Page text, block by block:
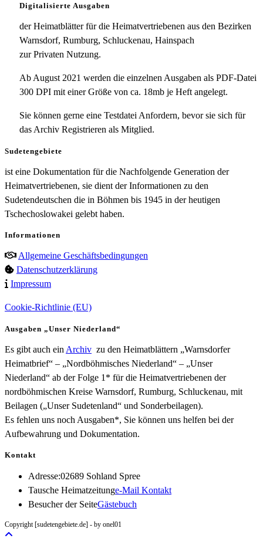
Digitalisierte Ausgaben
der Heimatblätter für die Heimatvertriebenen aus den Bezirken
Warnsdorf, Rumburg, Schluckenau, Hainspach
zur Privaten Nutzung.
Ab August 2021 werden die einzelnen Ausgaben als PDF-Datei
300 DPI mit einer Größe von ca. 18mb je Heft angelegt.
Sie können gerne eine Testdatei Anfordern, bevor sie sich für
das Archiv Registrieren als Mitglied.
Sudetengebiete
ist eine Dokumentation für die Nachfolgende Generation der
Heimatvertriebenen, sie dient der Informationen zu den
Sudetendeutschen die in Böhmen bis 1945 in der heutigen
Tschechoslowakei gelebt haben.
Informationen
Allgemeine Geschäftsbedingungen
Datenschutzerklärung
Impressum
Cookie-Richtlinie (EU)
Ausgaben „Unser Niederland“
Es gibt auch ein Archiv zu den Heimatblättern „Warnsdorfer
Heimatbrief“ – „Nordböhmisches Niederland“ – „Unser
Niederland“ ab der Folge 1* für die Heimatvertriebenen der
nordböhmischen Kreise Warnsdorf, Rumburg, Schluckenau, mit
Beilagen („Unser Sudetenland“ und Sonderbeilagen).
Es fehlen uns noch Ausgaben*, Sie können uns helfen bei der
Aufbewahrung und Dokumentation.
Kontakt
Adresse:02689 Sohland Spree
Tausche Heimatzeitunge-Mail KontaktOpens
Besucher der SeiteGästebuch
Copyright [sudetengebiete.de] - by onel01